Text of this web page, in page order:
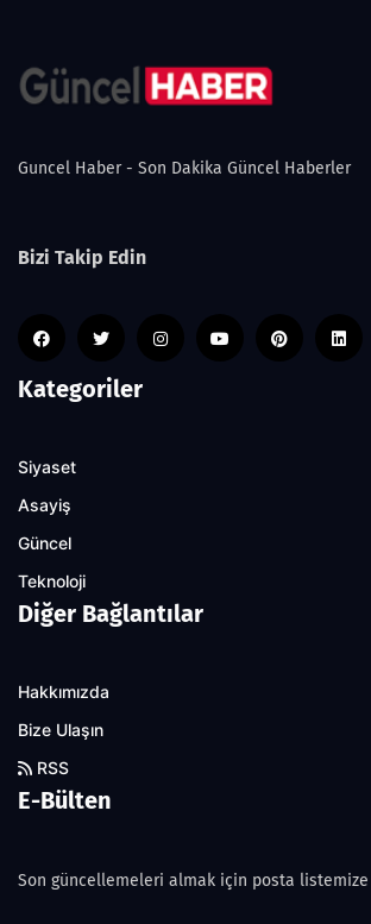
Guncel Haber - Son Dakika Güncel Haberler
Bizi Takip Edin
Kategoriler
Siyaset
Asayiş
Güncel
Teknoloji
Diğer Bağlantılar
Hakkımızda
Bize Ulaşın
RSS
E-Bülten
Son güncellemeleri almak için posta